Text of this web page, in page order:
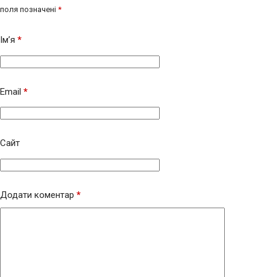
поля позначені *
Ім’я *
Email *
Сайт
Додати коментар *